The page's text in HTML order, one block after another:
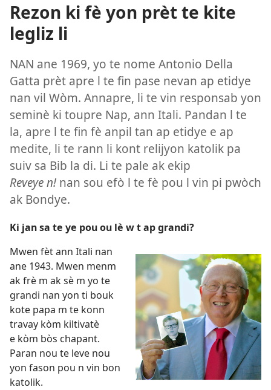
Rezon ki fè yon prèt te kite
legliz li
NAN ane 1969, yo te nome Antonio Della
Gatta prèt apre l te fin pase nevan ap etidye
nan vil Wòm. Annapre, li te vin responsab yon
seminè ki toupre Nap, ann Itali. Pandan l te
la, apre l te fin fè anpil tan ap etidye e ap
medite, li te rann li kont relijyon katolik pa
suiv sa Bib la di. Li te pale ak ekip
Reveye n! nan sou efò l te fè pou l vin pi pwòch
ak Bondye.
Ki jan sa te ye pou ou lè w t ap grandi?
Mwen fèt ann Itali nan
ane 1943. Mwen menm
ak frè m ak sè m yo te
grandi nan yon ti bouk
kote papa m te konn
travay kòm kiltivatè
e kòm bòs chapant.
Paran nou te leve nou
yon fason pou n vin bon
katolik.